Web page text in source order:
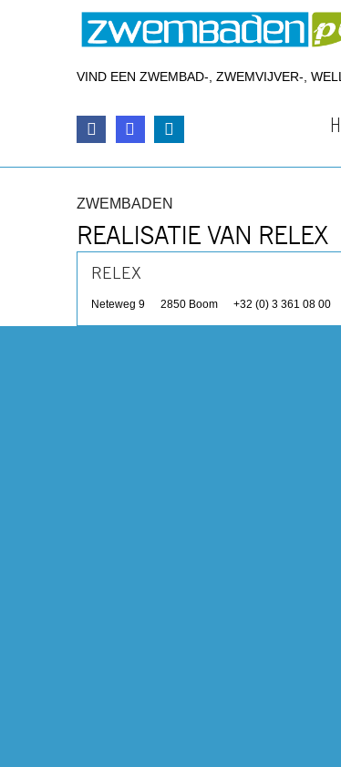
VIND EEN ZWEMBAD-, ZWEMVIJVER-,
ZWEMBADEN
REALISATIE VAN RELEX
RELEX
Neteweg 9 2850 Boom +32 (0) 3 361 08 00